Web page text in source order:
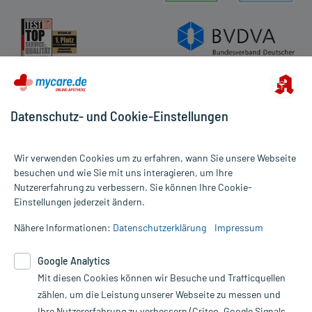
Alle Preise gelten inkl. MwSt., ggf. zzgl. Versandkosten
Informationen auf dieser Website werden ausschließlich für
die Untersuchung und Behandlung durch einen Arzt. Bitte
Therapien eingeleitet werden können. | Diese Webseite benutzt
Google Analytics. Lesen Sie bitte dazu die wichtigen Hinweise in
unserer Datenschutzerklärung. Für den Widerruf einer Bestellung
nutzen Sie das Formular:
Datenschutz- und Cookie-Einstellungen
Wir verwenden Cookies um zu erfahren, wann Sie unsere Webseite
besuchen und wie Sie mit uns interagieren, um Ihre
Nutzererfahrung zu verbessern. Sie können Ihre Cookie-
Einstellungen jederzeit ändern.
Nähere Informationen: Datenschutzerklärung Impressum
Google Analytics
Mit diesen Cookies können wir Besuche und Trafficquellen
zählen, um die Leistung unserer Webseite zu messen und